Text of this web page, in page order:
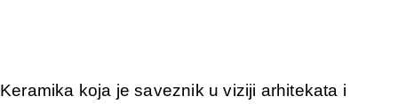
Keramika koja je saveznik u viziji arhitekata i